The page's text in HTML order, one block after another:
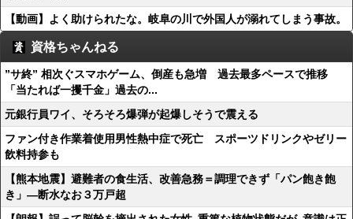
【動画】よく助けられたな。岐阜の川で外国人が溺れてしまう事故。
資格ちゃんねる
”サ終” 相次ぐスマホゲーム、倒産も急増 過去最多ペースで推移
「当たれば一攫千金」過去の...
元銀行員ワイ、そろそろ爆弾が起爆しそうで震える
ファン付き作業着使用男性熱中症で死亡 スポーツドリンクやゼリー
飲料持参も
【熊本地震】避難者の食生活、改善急務＝調理できず「パン飽き飽
き」―断水なお３万戸超